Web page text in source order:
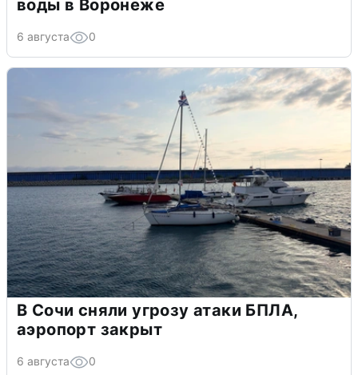
воды в Воронеже
6 августа 0
В Сочи сняли угрозу атаки БПЛА,
аэропорт закрыт
6 августа 0